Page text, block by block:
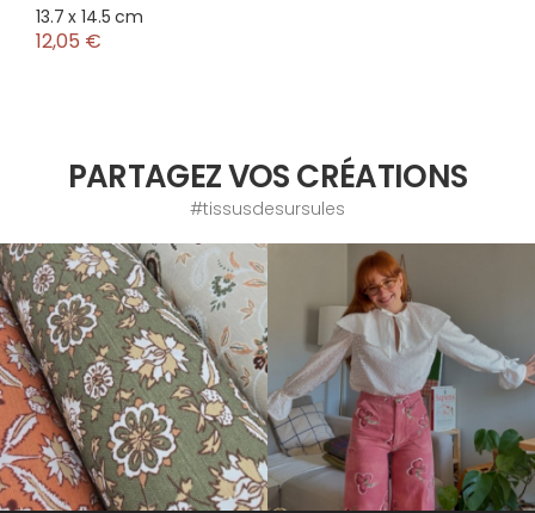
13.7 x 14.5 cm
12,05 €
PARTAGEZ VOS CRÉATIONS
#tissusdesursules